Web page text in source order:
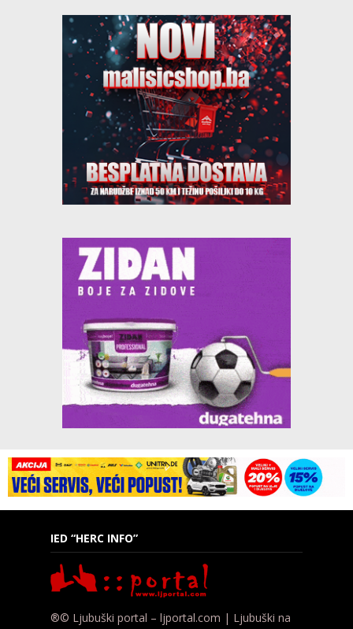
IED “HERC INFO”
®© Ljubuški portal – ljportal.com | Ljubuški na